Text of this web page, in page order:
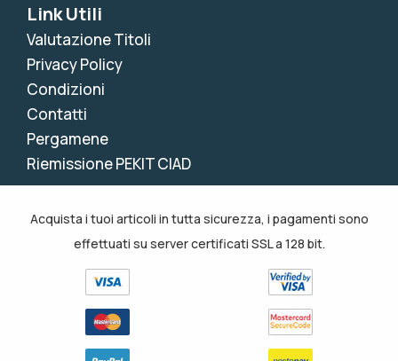
Link Utili
Valutazione Titoli
Privacy Policy
Condizioni
Contatti
Pergamene
Riemissione PEKIT CIAD
Acquista i tuoi articoli in tutta sicurezza, i pagamenti sono
effettuati su server certificati SSL a 128 bit.